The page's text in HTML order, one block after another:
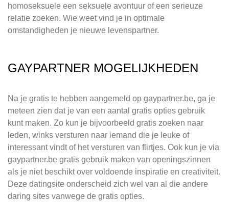
homoseksuele een seksuele avontuur of een serieuze
relatie zoeken. Wie weet vind je in optimale
omstandigheden je nieuwe levenspartner.
GAYPARTNER MOGELIJKHEDEN
Na je gratis te hebben aangemeld op gaypartner.be, ga je
meteen zien dat je van een aantal gratis opties gebruik
kunt maken. Zo kun je bijvoorbeeld gratis zoeken naar
leden, winks versturen naar iemand die je leuke of
interessant vindt of het versturen van flirtjes. Ook kun je via
gaypartner.be gratis gebruik maken van openingszinnen
als je niet beschikt over voldoende inspiratie en creativiteit.
Deze datingsite onderscheid zich wel van al die andere
daring sites vanwege de gratis opties.